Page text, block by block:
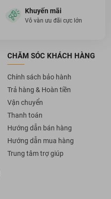
Khuyến mãi
Vô vàn ưu đãi cực lớn
CHĂM SÓC KHÁCH HÀNG
Chính sách bảo hành
Trả hàng & Hoàn tiền
Vận chuyển
Thanh toán
Hướng dẫn bán hàng
Hướng dẫn mua hàng
Trung tâm trợ giúp